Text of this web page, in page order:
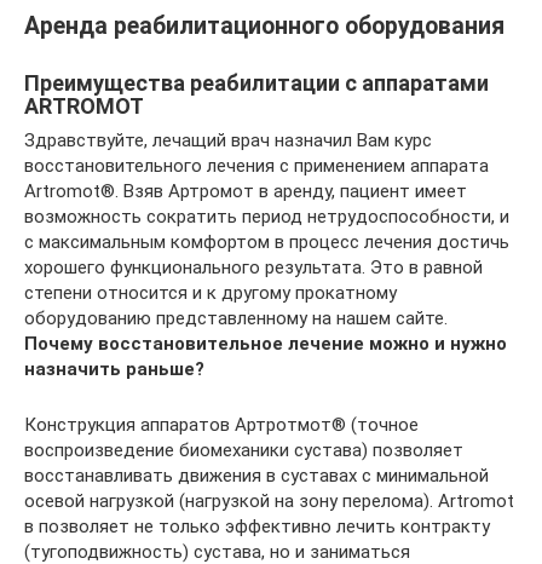
Аренда реабилитационного оборудования
Преимущества реабилитации с аппаратами
ARTROMOT
Здравствуйте, лечащий врач назначил Вам курс
восстановительного лечения с применением аппарата
Artromot®. Взяв Артромот в аренду, пациент имеет
возможность сократить период нетрудоспособности, и
с максимальным комфортом в процесс лечения достичь
хорошего функционального результата. Это в равной
степени относится и к другому прокатному
оборудованию представленному на нашем сайте.
Почему восстановительное лечение можно и нужно
назначить раньше?
Конструкция аппаратов Артротмот® (точное
воспроизведение биомеханики сустава) позволяет
восстанавливать движения в суставах с минимальной
осевой нагрузкой (нагрузкой на зону перелома). Artromot
в позволяет не только эффективно лечить контракту
(тугоподвижность) сустава, но и заниматься